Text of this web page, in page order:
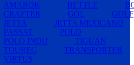
AMAROK BETTLE
CRAFTER
GOL
GOLF
JETTA
JETTA MEXICANO
PASSAT
POLO
POLO INDU
TIGUAN
TOUREG
TRANSPORTER
VIRTUS